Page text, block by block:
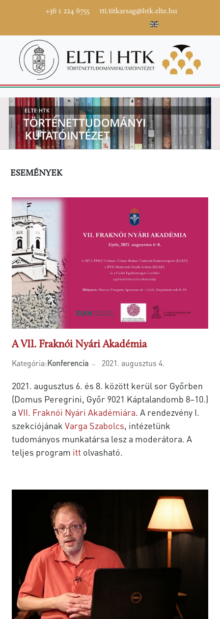
+36 1 224 6755 tti.titkarsag@htk.elte.hu
ESEMÉNYEK
A VII. Fraknói Nyári Akadémia
Kategória:Konferencia 2021. augusztus 4.
2021. augusztus 6. és 8. között kerül sor Győrben
(Domus Peregrini, Győr 9021 Káptalandomb 8–10.)
a VII. Fraknói Nyári Akadémiára. A rendezvény I.
szekciójának Varga Szabolcs, intézetünk
tudományos munkatársa lesz a moderátora. A
teljes program itt olvasható.